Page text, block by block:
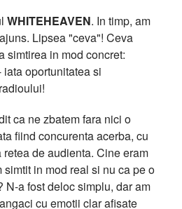
WHITEHEAVEN. In timp, am
Lipsea "ceva"! Ceva
simtirea in mod concret:
oportunitatea si
ca ne zbatem fara nici o
fiind concurenta acerba, cu
de audienta. Cine eram
in mod real si nu ca pe o
N-a fost deloc simplu, dar am
cu emotii clar afisate